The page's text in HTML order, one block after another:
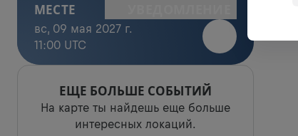
МЕСТЕ
вс, 09 мая 2027 г.
11:00 UTC
ЕЩЕ БОЛЬШЕ СОБЫТИЙ
На карте ты найдешь еще больше
интересных локаций.